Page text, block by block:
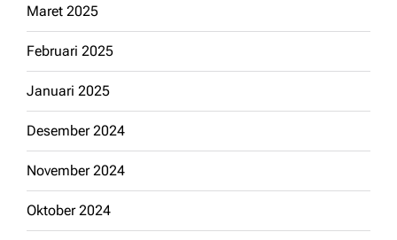
Maret 2025
Februari 2025
Januari 2025
Desember 2024
November 2024
Oktober 2024